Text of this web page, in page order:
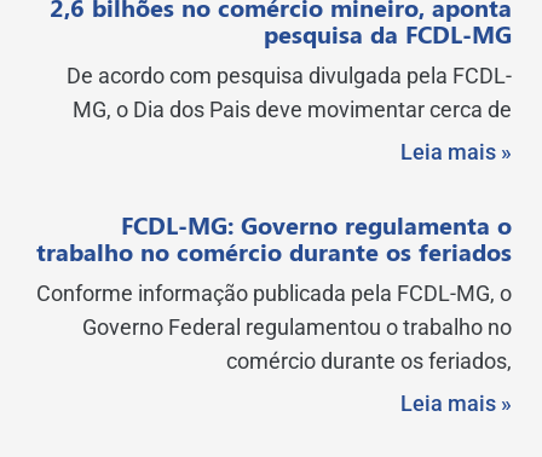
pesquisa da FCDL-MG
De acordo com pesquisa divulgada pela FCDL-
MG, o Dia dos Pais deve movimentar cerca de
Leia mais »
FCDL-MG: Governo regulamenta o
trabalho no comércio durante os feriados
Conforme informação publicada pela FCDL-MG, o
Governo Federal regulamentou o trabalho no
comércio durante os feriados,
Leia mais »